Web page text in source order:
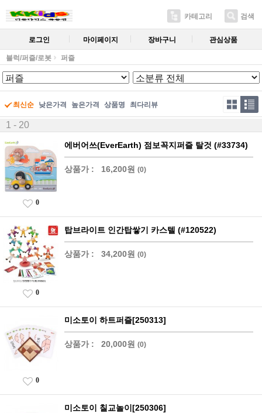
카테고리 검색
로그인 마이페이지 장바구니 관심상품
블럭/퍼즐/로봇 퍼즐
최신순 낮은가격 높은가격 상품명 최다리뷰
1 - 20
에버어쓰(EverEarth) 점보꼭지퍼즐 탈것 (#33734)
상품가 : 16,200원 (0)
0
탑브라이트 인간탑쌓기 카스텔 (#120522)
상품가 : 34,200원 (0)
0
미소토이 하트퍼즐[250313]
상품가 : 20,000원 (0)
0
미소토이 칠교놀이[250306]